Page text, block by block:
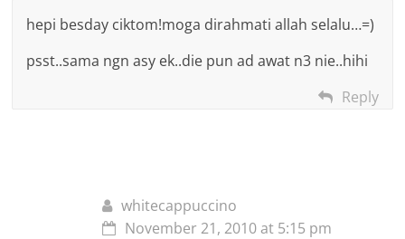
hepi besday ciktom!moga dirahmati allah selalu…=)
psst..sama ngn asy ek..die pun ad awat n3 nie..hihi
Reply
whitecappuccino
November 21, 2010 at 5:15 pm